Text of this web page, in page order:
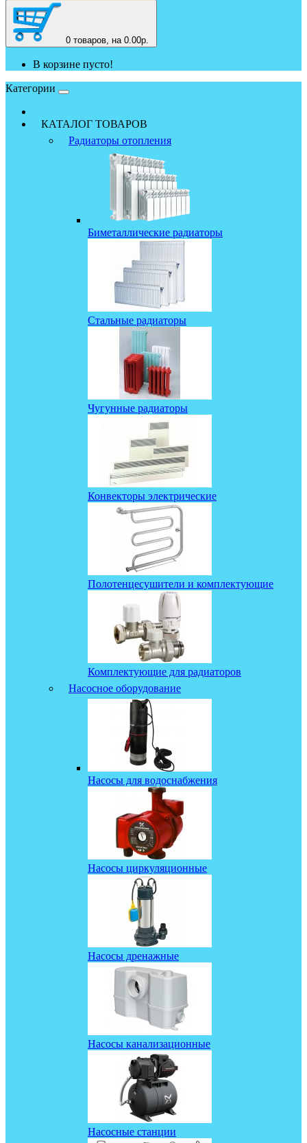
0 товаров, на 0.00р.
В корзине пусто!
Категории
КАТАЛОГ ТОВАРОВ
Радиаторы отопления
Биметаллические радиаторы
Стальные радиаторы
Чугунные радиаторы
Конвекторы электрические
Полотенцесушители и комплектующие
Комплектующие для радиаторов
Насосное оборудование
Насосы для водоснабжения
Насосы циркуляционные
Насосы дренажные
Насосы канализационные
Насосные станции